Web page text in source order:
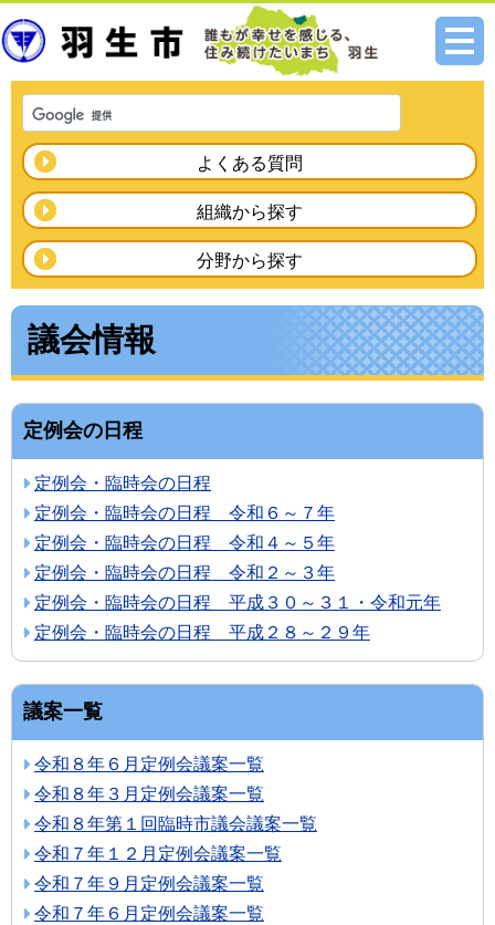
メニ
よくある質問
組織から探す
分野から探す
議会情報
定例会の日程
定例会・臨時会の日程
定例会・臨時会の日程 令和６～７年
定例会・臨時会の日程 令和４～５年
定例会・臨時会の日程 令和２～３年
定例会・臨時会の日程 平成３０～３１・令和元年
定例会・臨時会の日程 平成２８～２９年
議案一覧
令和８年６月定例会議案一覧
令和８年３月定例会議案一覧
令和８年第１回臨時市議会議案一覧
令和７年１２月定例会議案一覧
令和７年９月定例会議案一覧
令和７年６月定例会議案一覧